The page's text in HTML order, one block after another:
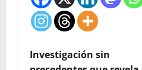
Investigación sin